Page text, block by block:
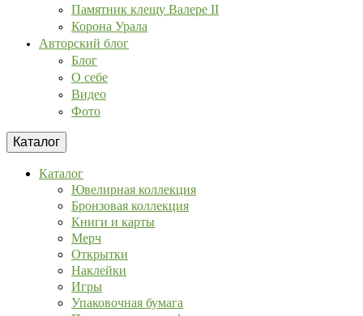
Памятник клещу Валере II
Корона Урала
Авторский блог
Блог
О себе
Видео
Фото
Каталог
Каталог
Ювелирная коллекция
Бронзовая коллекция
Книги и карты
Мерч
Открытки
Наклейки
Игры
Упаковочная бумага